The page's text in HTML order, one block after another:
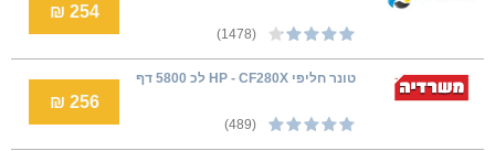
(1478)
254 ₪
טונר חליפי HP - CF280X לכ 5800 דף
(489)
256 ₪